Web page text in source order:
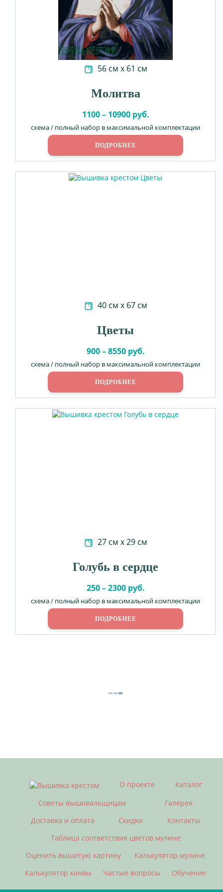
56 см х 61 см
Молитва
1100 – 10900 руб.
схема / полный набор в максимальной комплектации
ПОДРОБНЕЕ
40 см х 67 см
Цветы
900 – 8550 руб.
схема / полный набор в максимальной комплектации
ПОДРОБНЕЕ
27 см х 29 см
Голубь в сердце
250 – 2300 руб.
схема / полный набор в максимальной комплектации
ПОДРОБНЕЕ
О проекте
Каталог
Советы вышивальщицам
Галерея
Доставка и оплата
Скидки
Контакты
Таблица соответствия цветов мулине
Оценить вышитую картину
Калькулятор мулине
Калькулятор канвы
Частые вопросы Обучение